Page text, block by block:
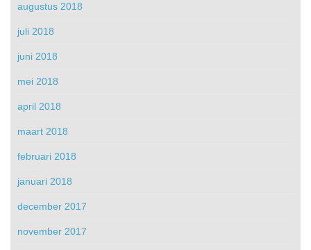
augustus 2018
juli 2018
juni 2018
mei 2018
april 2018
maart 2018
februari 2018
januari 2018
december 2017
november 2017